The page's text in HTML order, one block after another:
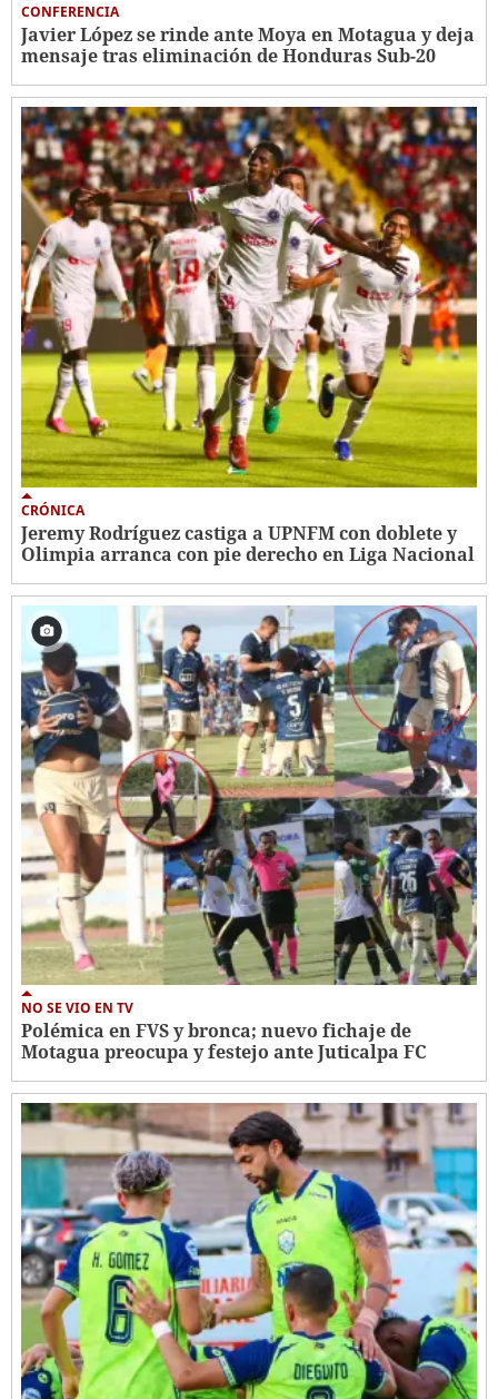
CONFERENCIA
Javier López se rinde ante Moya en Motagua y deja
mensaje tras eliminación de Honduras Sub-20
CRÓNICA
Jeremy Rodríguez castiga a UPNFM con doblete y
Olimpia arranca con pie derecho en Liga Nacional
NO SE VIO EN TV
Polémica en FVS y bronca; nuevo fichaje de
Motagua preocupa y festejo ante Juticalpa FC